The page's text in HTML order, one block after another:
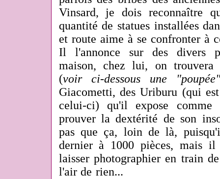
Vinsard, je dois reconnaître
quantité de statues installées
et route aime à se confronter à
Il l'annonce sur des divers
maison, chez lui, on trouvera
(voir ci-dessous une
Giacometti, des Uriburu (qui
celui-ci) qu'il expose comme
prouver la dextérité de son
pas que ça, loin de là,
dernier à 1000 pièces, mais il
laisser photographier en train
l'air de rien...